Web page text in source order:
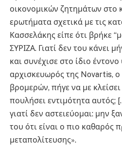
οικονομικών ζητημάτων στο
ερωτήματα σχετικά με τις
Κασσελάκης είπε ότι βρήκε
ΣΥΡΙΖΑ. Γιατί δεν του κάνει
και συνέχισε στο ίδιο
αρχισκευωρός της Novartis,
βρομερών, πήγε να με
πουλήσει εντιμότητα αυτός;
γιατί δεν αστειεύομαι: μην
του ότι είναι ο πιο καθαρός
μεταπολίτευσης».